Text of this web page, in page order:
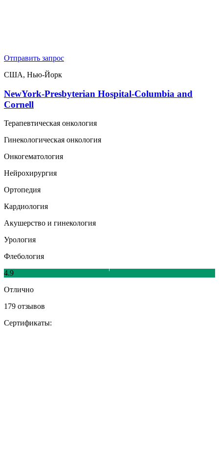
Отправить запрос
США, Нью-Йорк
NewYork-Presbyterian Hospital-Columbia and
Cornell
Терапевтическая онкология
Гинекологическая онкология
Онкогематология
Нейрохирургия
Ортопедия
Кардиология
Акушерство и гинекология
Урология
Флебология
4.9
Отлично
179 отзывов
Сертификаты: